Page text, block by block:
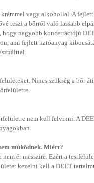
vagy alkohollal. A
teszi a bőrről való lassabb
nagyobb koncetrációjú
ami fejlett hatóanyag
Nincs szükség a bőr
nem kell felvinni. A
működnek. Miért?
ér messzire. Ezért a
kezelni kell a DEET